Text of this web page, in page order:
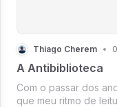
Thiago Cherem •
A Antibiblioteca
Com o passar dos
que meu ritmo de